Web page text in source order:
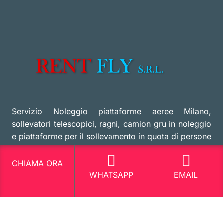
Servizio Noleggio piattaforme aeree Milano,
sollevatori telescopici, ragni, camion gru in noleggio
e piattaforme per il sollevamento in quota di persone
Via Mascagni 42 20030 Senago MI
Richiedi maggiori informazioni
CHIAMA ORA
WHATSAPP
EMAIL